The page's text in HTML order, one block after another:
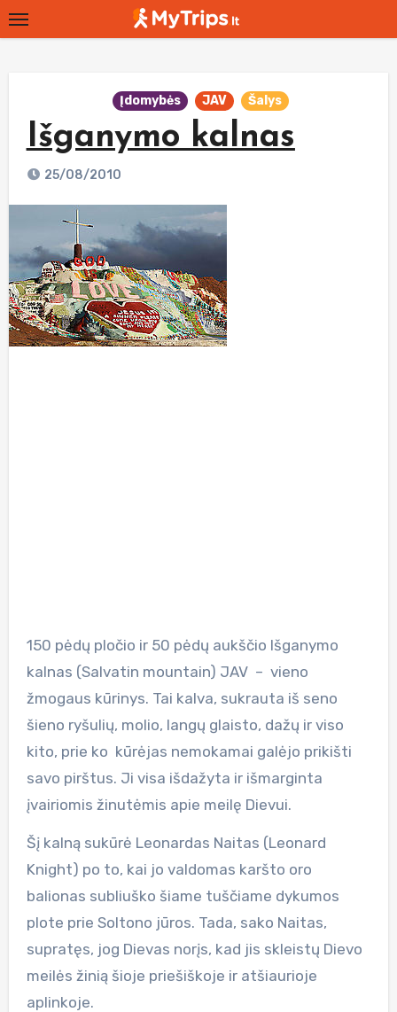
Skip
to
Įdomybės JAV Šalys
Išganymo kalnas
25/08/2010
150 pėdų pločio ir 50 pėdų aukščio Išganymo
kalnas (Salvatin mountain) JAV – vieno
žmogaus kūrinys. Tai kalva, sukrauta iš seno
šieno ryšulių, molio, langų glaisto, dažų ir viso
kito, prie ko kūrėjas nemokamai galėjo prikišti
savo pirštus. Ji visa išdažyta ir išmarginta
įvairiomis žinutėmis apie meilę Dievui.
Šį kalną sukūrė Leonardas Naitas (Leonard
Knight) po to, kai jo valdomas karšto oro
balionas subliuško šiame tuščiame dykumos
plote prie Soltono jūros. Tada, sako Naitas,
supratęs, jog Dievas norįs, kad jis skleistų Dievo
meilės žinią šioje priešiškoje ir atšiaurioje
aplinkoje.